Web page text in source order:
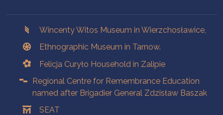
Wincenty Witos Museum in Wierzchosławice,
Ethnographic Museum in Tarnow.
Felicja Curyło Household in Zalipie
Regional Centre for Remembrance Education
named after Brigadier General Zdzisław Baszak
SEAT